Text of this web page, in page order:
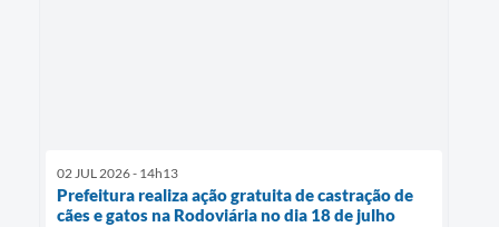
02 JUL 2026 - 14h13
Prefeitura realiza ação gratuita de castração de
cães e gatos na Rodoviária no dia 18 de julho